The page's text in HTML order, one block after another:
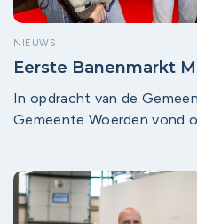
NIEUWS
Eerste Banenmarkt
In opdracht van de
Gemeente Woerden vond
vacatures van Montfoort
het evenement een schot